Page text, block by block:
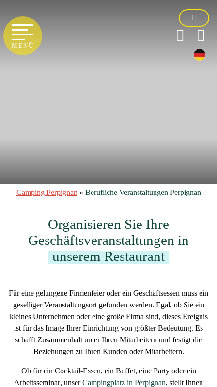
MENÜ
Camping Perpignan » Berufliche Veranstaltungen Perpignan
Organisieren Sie Ihre
Geschäftsveranstaltungen in
unserem Restaurant
Für eine gelungene Firmenfeieroder ein Geschäftsessen muss ein
geselliger Veranstaltungsortgefunden werden. Egal, ob Sie ein
kleines Unternehmen oder eine große Firma sind, dieses Ereignis
ist für das Image Ihrer Einrichtung von größter Bedeutung. Es
schafft Zusammenhalt unter Ihren Mitarbeitern und festigt die
Beziehungen zu Ihren Kunden oder Mitarbeitern.
Ob für ein Cocktail-Essen, ein Buffet, eine Party oder ein
Arbeitsseminar, unserCampingplatz in Perpignan, stellt Ihnen